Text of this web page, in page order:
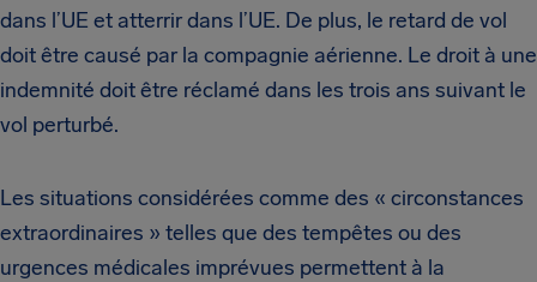
dans l’UE et atterrir dans l’UE. De plus, le retard de vol
doit être causé par la compagnie aérienne. Le droit à une
indemnité doit être réclamé dans les trois ans suivant le
vol perturbé.
Les situations considérées comme des « circonstances
extraordinaires » telles que des tempêtes ou des
urgences médicales imprévues permettent à la